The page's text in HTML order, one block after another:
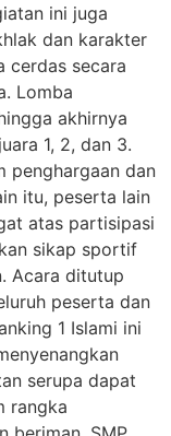
ini juga
dan karakter
cerdas secara
Lomba
akhirnya
1, 2, dan 3.
penghargaan dan
itu, peserta lain
atas partisipasi
sikap sportif
Acara ditutup
peserta dan
1 Islami ini
serupa dapat
rangka